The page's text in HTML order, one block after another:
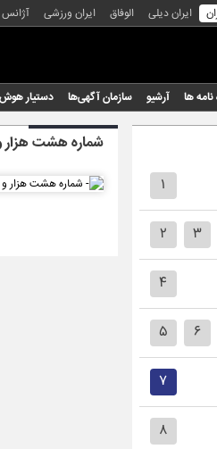
ایران دیلی الوفاق ایران ورزشی
نامه ها آرشیو سازمان آگهی‌ها دستیار
۱
۲ ۳
۴
۵ ۶
۷
۸
شماره هشت